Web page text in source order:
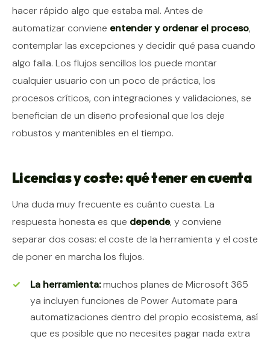
hacer rápido algo que estaba mal. Antes de
automatizar conviene entender y ordenar el proceso,
contemplar las excepciones y decidir qué pasa cuando
algo falla. Los flujos sencillos los puede montar
cualquier usuario con un poco de práctica, los
procesos críticos, con integraciones y validaciones, se
benefician de un diseño profesional que los deje
robustos y mantenibles en el tiempo.
Licencias y coste: qué tener en cuenta
Una duda muy frecuente es cuánto cuesta. La
respuesta honesta es que depende, y conviene
separar dos cosas: el coste de la herramienta y el coste
de poner en marcha los flujos.
La herramienta:muchos planes de Microsoft 365
ya incluyen funciones de Power Automate para
automatizaciones dentro del propio ecosistema, así
que es posible que no necesites pagar nada extra